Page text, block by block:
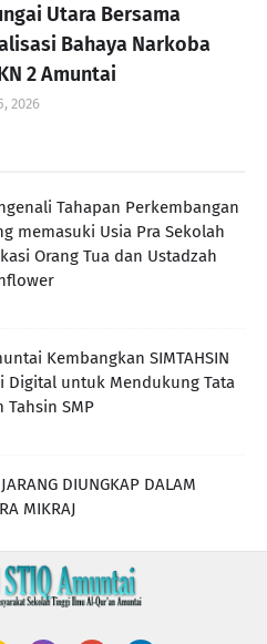
Utara Bersama
Bahaya Narkoba
2 Amuntai
2026
Tahapan Perkembangan
memasuki Usia Pra Sekolah
Orang Tua dan Ustadzah
Kembangkan SIMTAHSIN
Digital untuk Mendukung Tata
Tahsin SMP
DIUNGKAP DALAM
MIKRAJ